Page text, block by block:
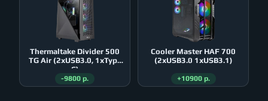
Thermaltake Divider 500
TG Air (2xUSB3.0, 1xType
C)
-9800 р.
Cooler Master HAF 700
(2xUSB3.0 1xUSB3.1)
+10900 р.